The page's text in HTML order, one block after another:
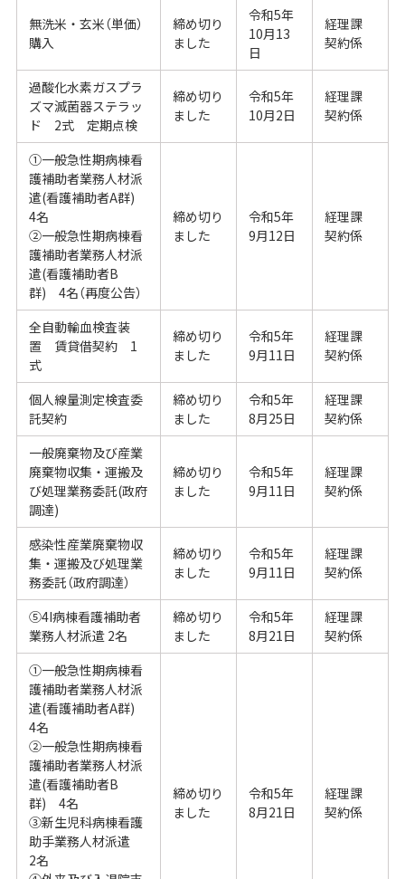
無洗米・玄米（単価）
購入
締め切り
ました
令和5年
10月13
日
経理課
契約係
過酸化水素ガスプラ
ズマ滅菌器ステラッ
ド 2式 定期点検
締め切り
ました
令和5年
10月2日
経理課
契約係
①一般急性期病棟看
護補助者業務人材派
遣(看護補助者A群)
4名
②一般急性期病棟看
護補助者業務人材派
遣(看護補助者B
群) 4名（再度公告）
締め切り
ました
令和5年
9月12日
経理課
契約係
全自動輸血検査装
置 賃貸借契約 1
式
締め切り
ました
令和5年
9月11日
経理課
契約係
個人線量測定検査委
託契約
締め切り
ました
令和5年
8月25日
経理課
契約係
一般廃棄物及び産業
廃棄物収集・運搬及
び処理業務委託(政府
調達)
締め切り
ました
令和5年
9月11日
経理課
契約係
感染性産業廃棄物収
集・運搬及び処理業
務委託（政府調達）
締め切り
ました
令和5年
9月11日
経理課
契約係
⑤4I病棟看護補助者
業務人材派遣 2名
締め切り
ました
令和5年
8月21日
経理課
契約係
①一般急性期病棟看
護補助者業務人材派
遣(看護補助者A群)
4名
②一般急性期病棟看
護補助者業務人材派
遣(看護補助者B
群) 4名
③新生児科病棟看護
助手業務人材派遣
2名
締め切り
ました
令和5年
8月21日
経理課
契約係